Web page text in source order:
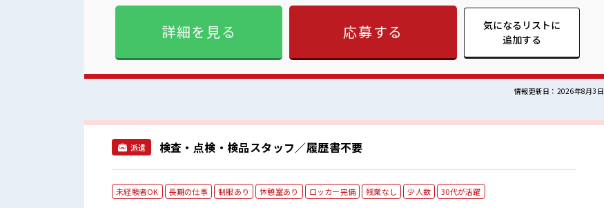
OK♪ ≪未経験OKの仕事≫ 新しいことにチャレンジするのは不安だけど、 しっかり働く環境
が整っています！ イチからスキルUP・ステップUP目指していきましょう！ ≪様々なお仕事を
ご提案≫ 一人で悩まず気軽に相談できる、 派遣のお仕事です！ ■職場の雰囲気 少人数ですぐ
に馴染むことができそう♪ アットホームな環境☆ 休憩室で楽しくランチ♪ 時間があれば昼寝
もしちゃおう！ ロッカーあり！ 安心してお仕事に集中♪
詳細を見る 応募する
気になるリストに
追加する
情報更新日：2026年8月3日
派遣 検査・点検・検品スタッフ／履歴書不要
未経験者OK 長期の仕事 制服あり 休憩室あり ロッカー完備 残業なし 少人数 30代が活躍